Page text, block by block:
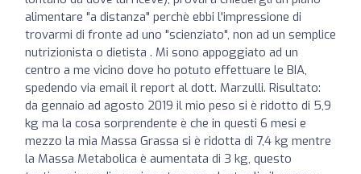
alimentare "a distanza" perchè ebbi l'impressione di
trovarmi di fronte ad uno "scienziato", non ad un semplice
nutrizionista o dietista . Mi sono appoggiato ad un
centro a me vicino dove ho potuto effettuare le BIA,
spedendo via email il report al dott. Marzulli. Risultato:
da gennaio ad agosto 2019 il mio peso si è ridotto di 5,9
kg ma la cosa sorprendente è che in questi 6 mesi e
mezzo la mia Massa Grassa si è ridotta di 7,4 kg mentre
la Massa Metabolica è aumentata di 3 kg, questo